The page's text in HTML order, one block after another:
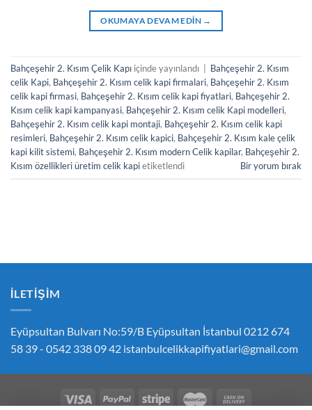
OKUMAYA DEVAM EDIN →
Bahçeşehir 2. Kısım Çelik Kapı içinde yayınlandı
Bahçeşehir 2. Kısım
celik Kapi, Bahçeşehir 2. Kısım celik kapi firmalari, Bahçeşehir 2. Kısım
celik kapi firmasi, Bahçeşehir 2. Kısım celik kapi fiyatlari, Bahçeşehir 2.
Kısım celik kapi kampanyasi, Bahçeşehir 2. Kısım celik Kapi modelleri,
Bahçeşehir 2. Kısım celik kapi montaji, Bahçeşehir 2. Kısım celik kapi
resimleri, Bahçeşehir 2. Kısım celik kapici, Bahçeşehir 2. Kısım kale çelik
kapi kilit sistemi, Bahçeşehir 2. Kısım modern Celik kapilar, Bahçeşehir 2.
Kısım özellikleri üretim celik kapietiketlendi Bir yorum bırak
İLETIŞIM
Eyüpsultan Bulvarı No:59/B Eyüpsultan İstanbul 0212 674
58 39 - 0542 338 09 42 istanbulcelikkapifiyatlari@gmail.com